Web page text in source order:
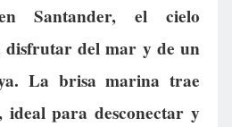
Santander, el cielo
disfrutar del mar y de un
La brisa marina trae
ideal para desconectar y